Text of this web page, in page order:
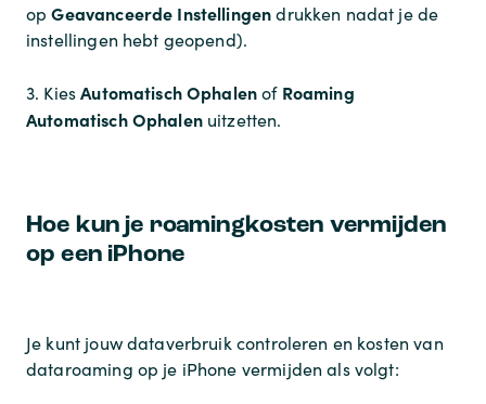
opGeavanceerde Instellingendrukken nadat je de
instellingen hebt geopend).
3. KiesAutomatisch Ophalenof Roaming
Automatisch Ophalen uitzetten.
Hoe kun je roamingkosten vermijden
op een iPhone
Je kunt jouw dataverbruik controleren en kosten van
dataroaming op je iPhone vermijden als volgt: